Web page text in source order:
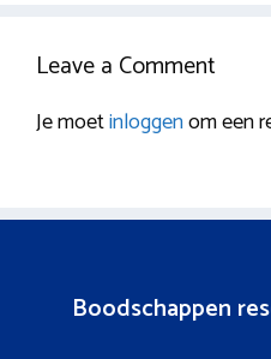
Leave a Comment
Je moetinloggenom een
Boodschappen